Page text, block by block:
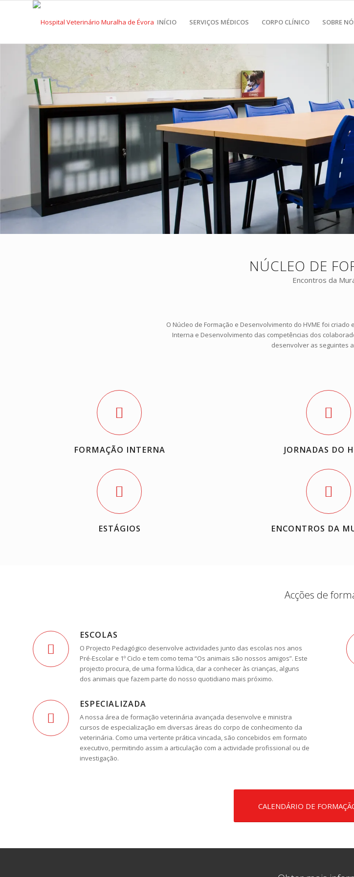
INÍCIO SERVIÇOS MÉDICOS CORPO CLÍNICO SOBRE
NÚCLEO DE
Encontros da
O Núcleo de Formação e Desenvolvimento do HVME foi
Interna e Desenvolvimento das competências dos
desenvolver as seguintes
FORMAÇÃO INTERNA
ESTÁGIOS
JORNADAS DO
ENCONTROS DA
Acções de
ESCOLAS
O Projecto Pedagógico desenvolve actividades junto das escolas nos anos
Pré-Escolar e 1º Ciclo e tem como tema “Os animais são nossos amigos”. Este
projecto procura, de uma forma lúdica, dar a conhecer às crianças, alguns
dos animais que fazem parte do nosso quotidiano mais próximo.
ESPECIALIZADA
A nossa área de formação veterinária avançada desenvolve e ministra
cursos de especialização em diversas áreas do corpo de conhecimento da
veterinária. Como uma vertente prática vincada, são concebidos em formato
executivo, permitindo assim a articulação com a actividade profissional ou de
investigação.
CALENDÁRIO DE